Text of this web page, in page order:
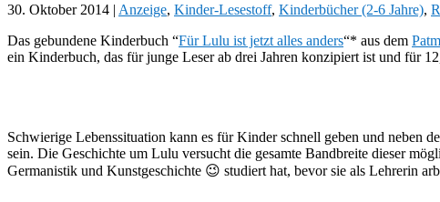
30. Oktober 2014 | Anzeige, Kinder-Lesestoff, Kinderbücher (2-6 Jahre),
Das gebundene Kinderbuch “Für Lulu ist jetzt alles anders“* aus dem
ein Kinderbuch, das für junge Leser ab drei Jahren konzipiert ist und für
Schwierige Lebenssituation kann es für Kinder schnell geben und neben
sein. Die Geschichte um Lulu versucht die gesamte Bandbreite dieser
Germanistik und Kunstgeschichte 😉 studiert hat, bevor sie als Lehrerin